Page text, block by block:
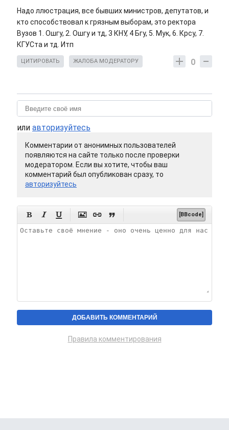
Надо ллюстрация, все бывших министров, депутатов, и
кто способствовал к грязным выборам, это ректора
Вузов 1. Ошгу, 2. Ошгу и тд, 3 КНУ, 4 Бгу, 5. Мук, 6. Крсу, 7.
КГУСта и тд. Итп
0
ЦИТИРОВАТЬ ЖАЛОБА МОДЕРАТОРУ
или авторизуйтесь
Комментарии от анонимных пользователей
появляются на сайте только после проверки
модератором. Если вы хотите, чтобы ваш
комментарий был опубликован сразу, то
авторизуйтесь
      [BBcode]
Правила комментирования